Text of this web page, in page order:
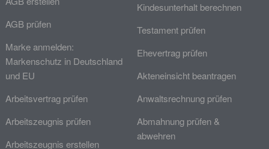
AGB prüfen
Marke anmelden:
Markenschutz in Deutschland
und EU
Arbeitsvertrag prüfen
Arbeitszeugnis prüfen
Arbeitszeugnis erstellen
Kindesunterhalt berechnen
Testament prüfen
Ehevertrag prüfen
Akteneinsicht beantragen
Anwaltsrechnung prüfen
Abmahnung prüfen &
abwehren